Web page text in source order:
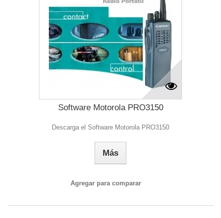
Software Motorola PRO3150
Descarga el Software Motorola PRO3150
Más
Agregar para comparar